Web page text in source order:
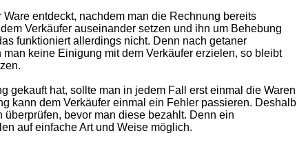
entdeckt, nachdem man die Rechnung bereits
Verkäufer auseinander setzen und ihn um Behebung
funktioniert allerdings nicht. Denn nach getaner
keine Einigung mit dem Verkäufer erzielen, so bleibt
gekauft hat, sollte man in jedem Fall erst einmal die Waren
kann dem Verkäufer einmal ein Fehler passieren. Deshalb
bevor man diese bezahlt. Denn ein
auf einfache Art und Weise möglich.